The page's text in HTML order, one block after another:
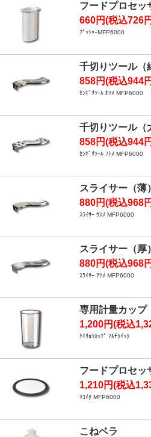
フードプロセッ
660円(税込726
ﾌﾟｯｼｬｰMFP6000
千切りツール（
858円(税込944
ｾﾝｷﾞﾘﾂｰﾙ ﾎｿﾒ MFP6000
千切りツール（
858円(税込944
ｾﾝｷﾞﾘﾂｰﾙ ﾌﾄﾒ MFP6000
スライサー（薄）
880円(税込968
ｽﾗｲｻｰ ｳｽﾒ MFP6000
スライサー（厚）
880円(税込968
ｽﾗｲｻｰ ｱﾂﾒ MFP6000
専用計量カップ
1,200円(税込
ｹｲﾘｮｳｶｯﾌﾟ ﾏﾙﾁｸｲｯｸ
フードプロセッ
1,210円(税込
ｿｺｲﾀ MFP6000
こねベラ